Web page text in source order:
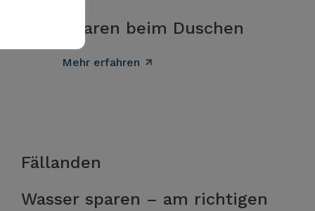
Sparen beim Duschen
Mehr erfahren
Fällanden
Wasser sparen – am richtigen